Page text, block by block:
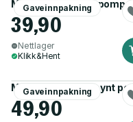
Gaveinnpakning
Merkelapper gran
39,90
Nettlager
Klikk&Hent
Gaveinnpakning
Merkelapp/pakkepynt
49,90